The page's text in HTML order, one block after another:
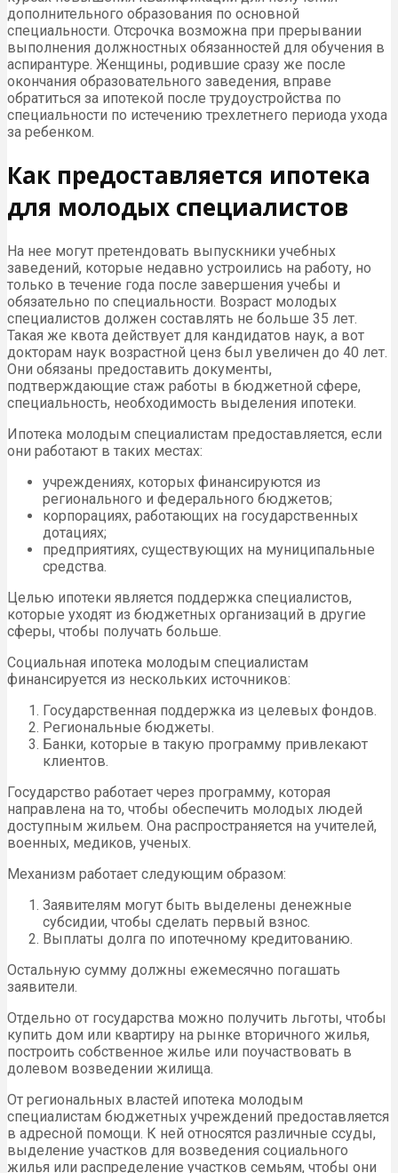
дополнительного образования по основной
специальности. Отсрочка возможна при прерывании
выполнения должностных обязанностей для обучения в
аспирантуре. Женщины, родившие сразу же после
окончания образовательного заведения, вправе
обратиться за ипотекой после трудоустройства по
специальности по истечению трехлетнего периода ухода
за ребенком.
Как предоставляется ипотека
для молодых специалистов
На нее могут претендовать выпускники учебных
заведений, которые недавно устроились на работу, но
только в течение года после завершения учебы и
обязательно по специальности. Возраст молодых
специалистов должен составлять не больше 35 лет.
Такая же квота действует для кандидатов наук, а вот
докторам наук возрастной ценз был увеличен до 40 лет.
Они обязаны предоставить документы,
подтверждающие стаж работы в бюджетной сфере,
специальность, необходимость выделения ипотеки.
Ипотека молодым специалистам предоставляется, если
они работают в таких местах:
учреждениях, которых финансируются из
регионального и федерального бюджетов;
корпорациях, работающих на государственных
дотациях;
предприятиях, существующих на муниципальные
средства.
Целью ипотеки является поддержка специалистов,
которые уходят из бюджетных организаций в другие
сферы, чтобы получать больше.
Социальная ипотека молодым специалистам
финансируется из нескольких источников:
Государственная поддержка из целевых фондов.
Региональные бюджеты.
Банки, которые в такую программу привлекают
клиентов.
Государство работает через программу, которая
направлена на то, чтобы обеспечить молодых людей
доступным жильем. Она распространяется на учителей,
военных, медиков, ученых.
Механизм работает следующим образом:
Заявителям могут быть выделены денежные
субсидии, чтобы сделать первый взнос.
Выплаты долга по ипотечному кредитованию.
Остальную сумму должны ежемесячно погашать
заявители.
Отдельно от государства можно получить льготы, чтобы
купить дом или квартиру на рынке вторичного жилья,
построить собственное жилье или поучаствовать в
долевом возведении жилища.
От региональных властей ипотека молодым
специалистам бюджетных учреждений предоставляется
в адресной помощи. К ней относятся различные ссуды,
выделение участков для возведения социального
жилья или распределение участков семьям, чтобы они